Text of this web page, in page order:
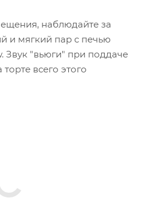
наблюдайте за
и мягкий пар с печью
Звук "вьюги" при поддаче
всего этого